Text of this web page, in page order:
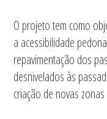
O projeto tem como
a acessibilidade
repavimentação dos
desnivelados às
criação de novas